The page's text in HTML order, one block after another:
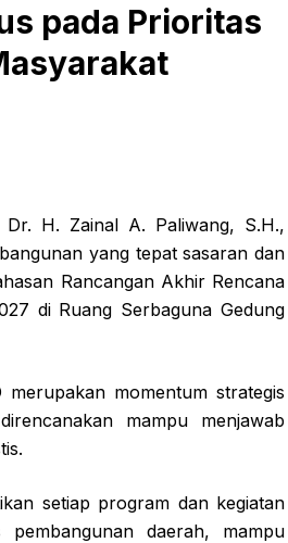
pada Prioritas
H. Zainal A. Paliwang, S.H.,
yang tepat sasaran dan
Rancangan Akhir Rencana
di Ruang Serbaguna Gedung
momentum strategis
mampu menjawab
setiap program dan kegiatan
daerah, mampu